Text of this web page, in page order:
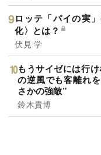
ロッテ「パイの実
化〉とは？
伏見 学
もうサイゼには行
の逆風でも客離れ
さかの強敵”
鈴木貴博